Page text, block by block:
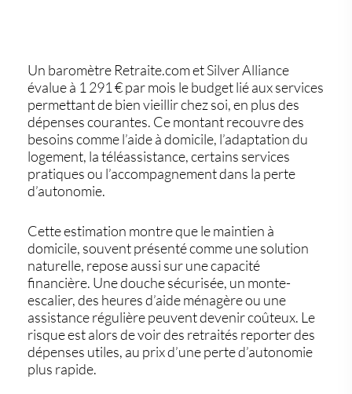
Un baromètre Retraite.com et Silver Alliance
évalue à 1 291 € par mois le budget lié aux services
permettant de bien vieillir chez soi, en plus des
dépenses courantes. Ce montant recouvre des
besoins comme l’aide à domicile, l’adaptation du
logement, la téléassistance, certains services
pratiques ou l’accompagnement dans la perte
d’autonomie.
Cette estimation montre que le maintien à
domicile, souvent présenté comme une solution
naturelle, repose aussi sur une capacité
financière. Une douche sécurisée, un monte-
escalier, des heures d’aide ménagère ou une
assistance régulière peuvent devenir coûteux. Le
risque est alors de voir des retraités reporter des
dépenses utiles, au prix d’une perte d’autonomie
plus rapide.